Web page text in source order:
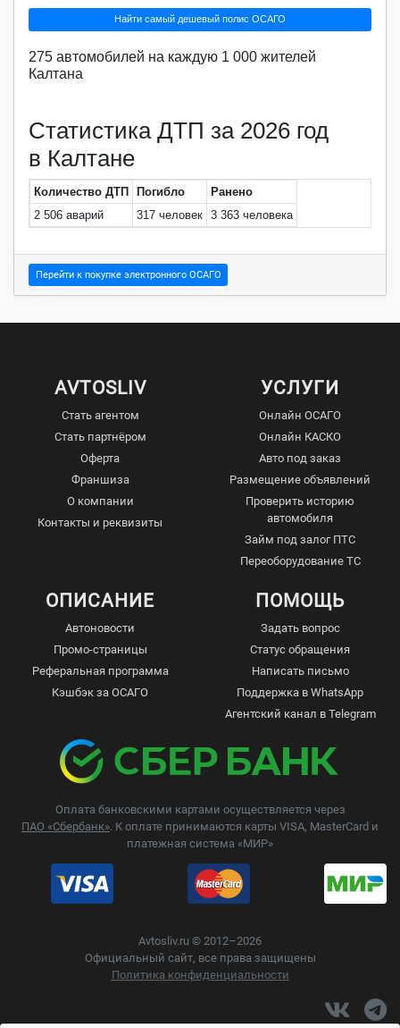
Найти самый дешевый полис ОСАГО
275 автомобилей на каждую 1 000 жителей
Калтана
Статистика ДТП за 2026 год
в Калтане
Количество ДТП Погибло
Ранено
2 506 аварий
317 человек 3 363 человека
Перейти к покупке электронного ОСАГО
AVTOSLIV
Стать агентом
Стать партнёром
Оферта
Франшиза
О компании
Контакты и реквизиты
УСЛУГИ
Онлайн ОСАГО
Онлайн КАСКО
Авто под заказ
Размещение объявлений
Проверить историю
автомобиля
Займ под залог ПТС
Переоборудование ТС
ОПИСАНИЕ
Автоновости
Промо-страницы
Реферальная программа
Кэшбэк за ОСАГО
ПОМОЩЬ
Задать вопрос
Статус обращения
Написать письмо
Поддержка в WhatsApp
Агентский канал в Telegram
Оплата банковскими картами осуществляется через
ПАО «Сбербанк». К оплате принимаются карты VISA, MasterCard и
платежная система «МИР»
Avtosliv.ru © 2012–2026
Официальный сайт, все права защищены
Политика конфиденциальности